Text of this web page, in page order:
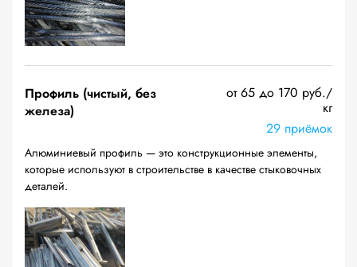
Профиль (чистый, без
железа)
от 65 до 170 руб./
кг
29 приёмок
Алюминиевый профиль — это конструкционные элементы,
которые используют в строительстве в качестве стыковочных
деталей.